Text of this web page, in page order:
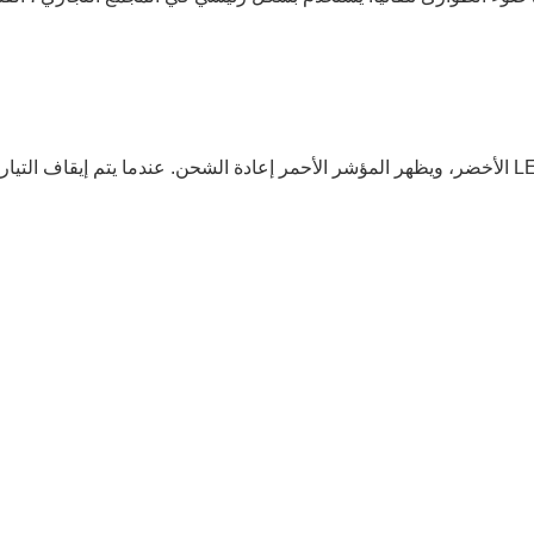
يستخدم هذا المنتج مفتاح إلكتروني، عند توصيله بالطاقة المتغيرة، يعمل مؤشر LED الأخضر، ويظهر المؤشر الأحمر إعادة الشحن. عندما يتم إيقاف التيار